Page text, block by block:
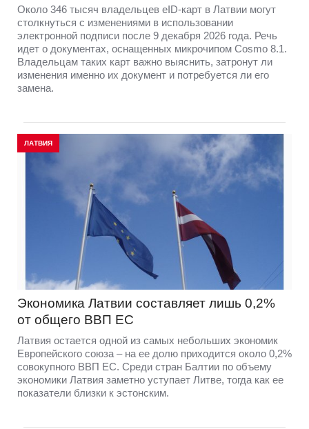
Около 346 тысяч владельцев eID-карт в Латвии могут
столкнуться с изменениями в использовании
электронной подписи после 9 декабря 2026 года. Речь
идет о документах, оснащенных микрочипом Cosmo 8.1.
Владельцам таких карт важно выяснить, затронут ли
изменения именно их документ и потребуется ли его
замена.
ЛАТВИЯ
Экономика Латвии составляет лишь 0,2%
от общего ВВП ЕС
Латвия остается одной из самых небольших экономик
Европейского союза – на ее долю приходится около 0,2%
совокупного ВВП ЕС. Среди стран Балтии по объему
экономики Латвия заметно уступает Литве, тогда как ее
показатели близки к эстонским.